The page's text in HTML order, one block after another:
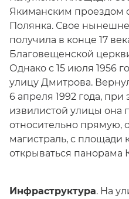
Якиманским проездом
Полянка. Свое
получила в конце 17
Благовещенской
Однако с 15 июля 1956
улицу Дмитрова.
6 апреля 1992 года, при
извилистой улицы она
относительно прямую,
магистраль, с площади
открываться панорама
Инфраструктура. На